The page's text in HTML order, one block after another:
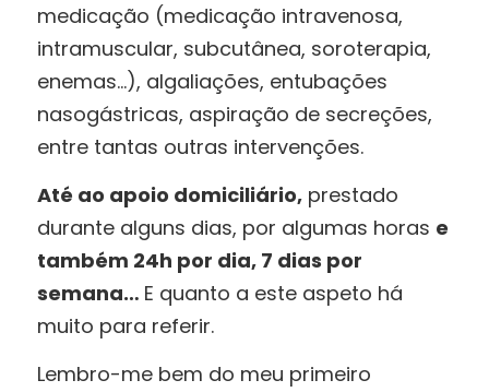
medicação (medicação intravenosa,
intramuscular, subcutânea, soroterapia,
enemas…), algaliações, entubações
nasogástricas, aspiração de secreções,
entre tantas outras intervenções.
Até ao apoio domiciliário, prestado
durante alguns dias, por algumas horas e
também 24h por dia, 7 dias por
semana… E quanto a este aspeto há
muito para referir.
Lembro-me bem do meu primeiro